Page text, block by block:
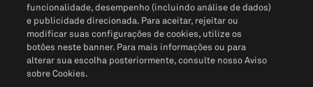
funcionalidade, desempenho (incluindo análise de dados)
e publicidade direcionada. Para aceitar, rejeitar ou
modificar suas configurações de cookies, utilize os
botões neste banner. Para mais informações ou para
alterar sua escolha posteriormente, consulte nosso Aviso
sobre Cookies.